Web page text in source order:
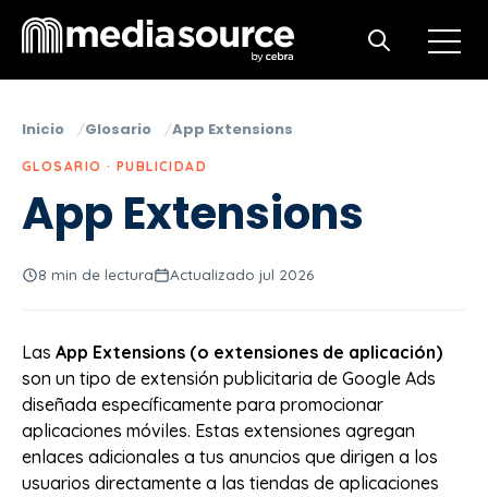
Open
Open search
Inicio Glosario App Extensions
GLOSARIO · PUBLICIDAD
App Extensions
8 min de lectura Actualizado jul 2026
Las App Extensions (o extensiones de aplicación)
son un tipo de extensión publicitaria de Google Ads
diseñada específicamente para promocionar
aplicaciones móviles. Estas extensiones agregan
enlaces adicionales a tus anuncios que dirigen a los
usuarios directamente a las tiendas de aplicaciones